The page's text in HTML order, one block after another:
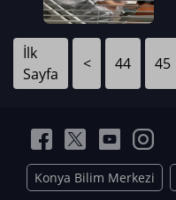
İlk
Sayfa
< 44 45
Konya Bilim Merkezi